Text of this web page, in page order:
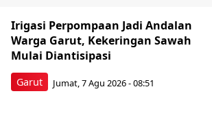
Garut
Irigasi Perpompaan Jadi Andalan
Warga Garut, Kekeringan Sawah
Mulai Diantisipasi
Jumat, 7 Agu 2026 - 08:51